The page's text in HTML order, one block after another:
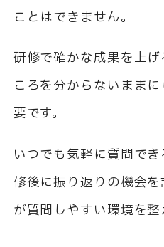
ことはできません。
研修で確かな成果を上
ころを分からないまま
要です。
いつでも気軽に質問で
修後に振り返りの機会
が質問しやすい環境を整